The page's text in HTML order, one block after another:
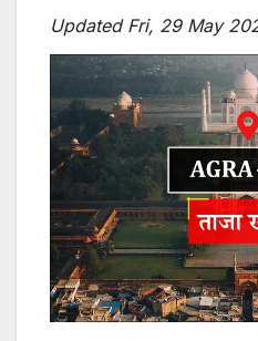
Updated Fri, 29 May